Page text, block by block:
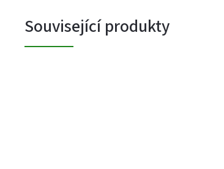
Související produkty